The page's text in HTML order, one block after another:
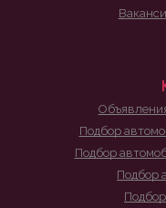
Подбор
Подбор
Подбор